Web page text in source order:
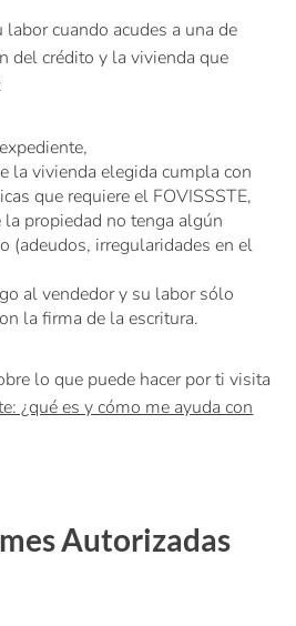
cuando acudes a una de
del crédito y la vivienda que
la vivienda elegida cumpla con
que requiere el FOVISSSTE,
propiedad no tenga algún
(adeudos, irregularidades en el
al vendedor y su labor sólo
la firma de la escritura.
lo que puede hacer por ti visita
¿qué es y cómo me ayuda con
Autorizadas